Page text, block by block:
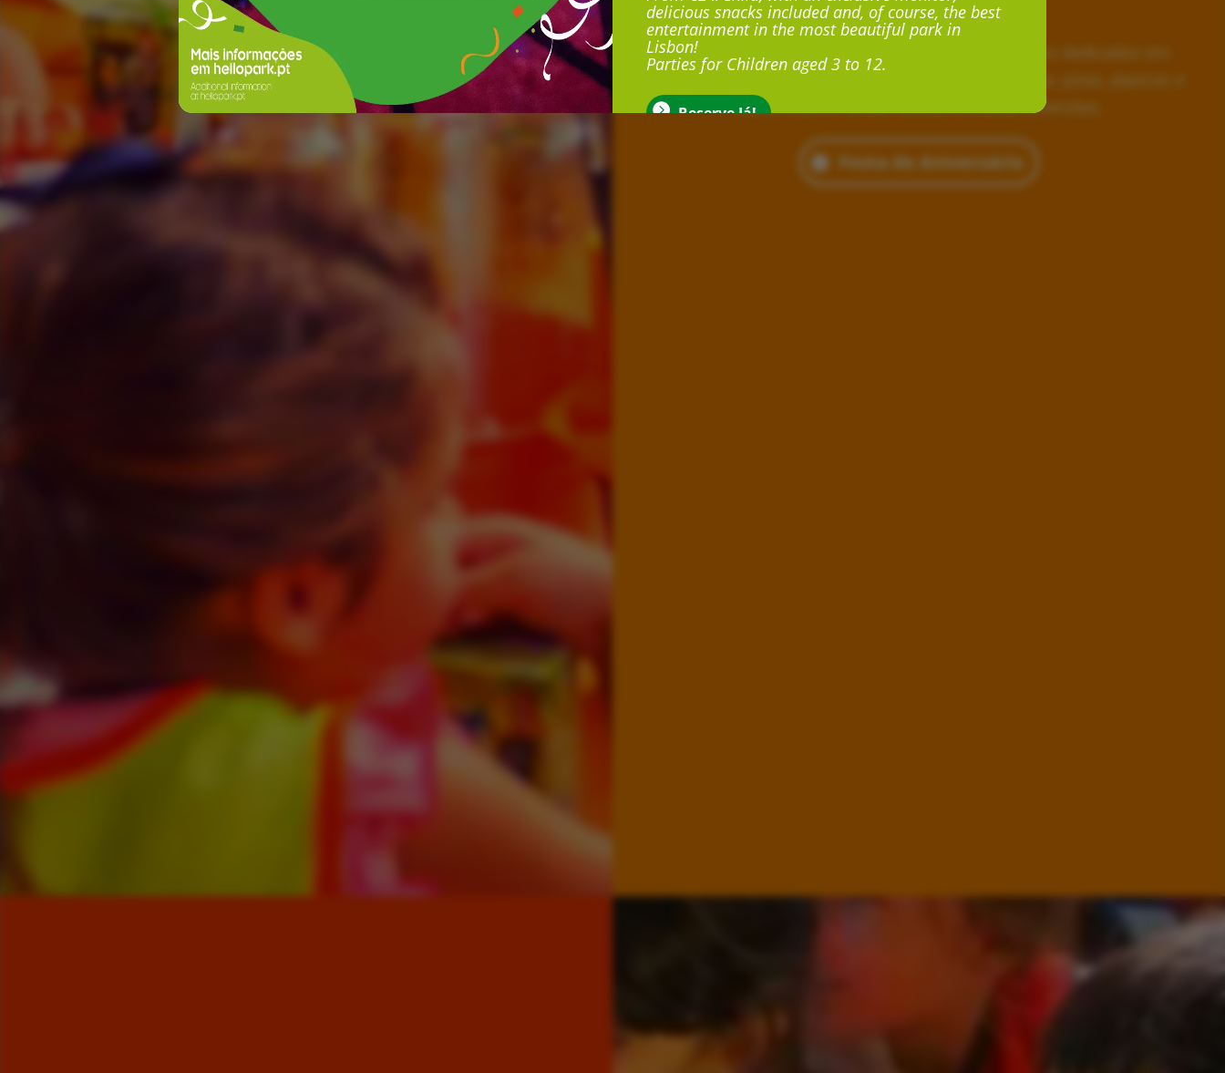
desde 24€ por Criança
Com duração até 3 horas inesquecíveis, monitores dedicados em
exclusivo, sala exclusiva, lanche delicioso com fruta, pizza, pipocas e
muito mais e, ainda, acesso a muitas diversões.
Festa de Aniversário
delicious snacks included and, of course, the best
entertainment in the most beautiful park in
Lisbon!
Parties for Children aged 3 to 12.
Reserve Já!